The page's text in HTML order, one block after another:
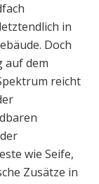
in
Doch
auf dem
reicht
wie Seife,
Zusätze in